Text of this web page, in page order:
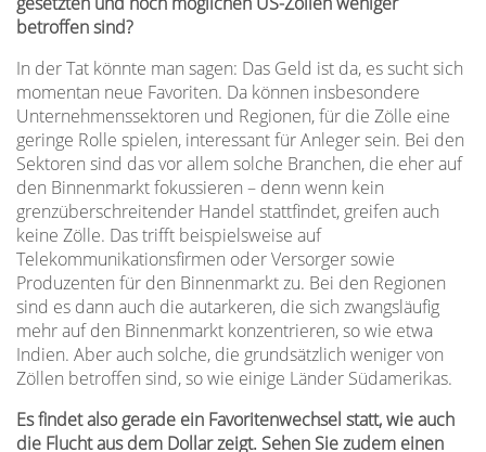
betroffen sind?
In der Tat könnte man sagen: Das Geld ist da, es sucht sich
momentan neue Favoriten. Da können insbesondere
Unternehmenssektoren und Regionen, für die Zölle eine
geringe Rolle spielen, interessant für Anleger sein. Bei den
Sektoren sind das vor allem solche Branchen, die eher auf
den Binnenmarkt fokussieren – denn wenn kein
grenzüberschreitender Handel stattfindet, greifen auch
keine Zölle. Das trifft beispielsweise auf
Telekommunikationsfirmen oder Versorger sowie
Produzenten für den Binnenmarkt zu. Bei den Regionen
sind es dann auch die autarkeren, die sich zwangsläufig
mehr auf den Binnenmarkt konzentrieren, so wie etwa
Indien. Aber auch solche, die grundsätzlich weniger von
Zöllen betroffen sind, so wie einige Länder Südamerikas.
Es findet also gerade ein Favoritenwechsel statt, wie auch
die Flucht aus dem Dollar zeigt. Sehen Sie zudem einen